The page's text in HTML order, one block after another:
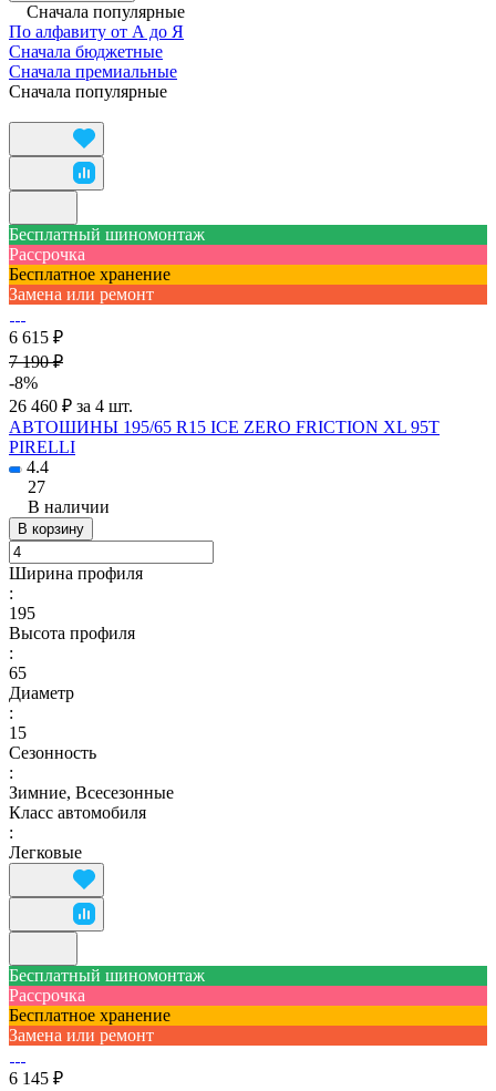
Сначала популярные
По алфавиту от А до Я
Сначала бюджетные
Сначала премиальные
Сначала популярные
Бесплатный шиномонтаж
Рассрочка
Бесплатное хранение
Замена или ремонт
6 615 ₽
7 190 ₽
-8%
26 460 ₽ за 4 шт.
АВТОШИНЫ 195/65 R15 ICE ZERO FRICTION XL 95T
PIRELLI
4.4
27
В наличии
В корзину
Ширина профиля
:
195
Высота профиля
:
65
Диаметр
:
15
Сезонность
:
Зимние, Всесезонные
Класс автомобиля
:
Легковые
Бесплатный шиномонтаж
Рассрочка
Бесплатное хранение
Замена или ремонт
6 145 ₽